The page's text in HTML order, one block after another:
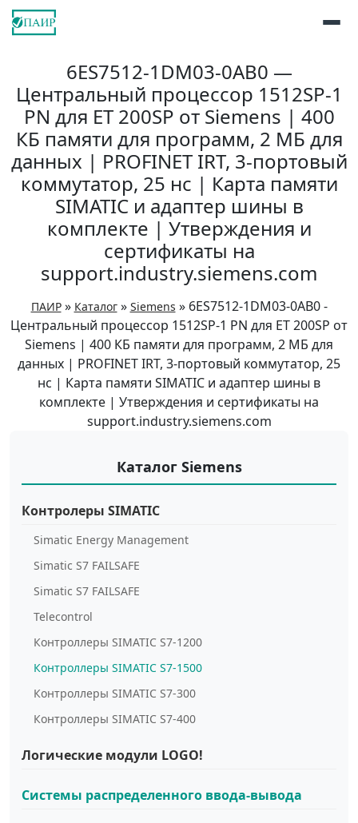
6ES7512-1DM03-0AB0 —
Центральный процессор 1512SP-1
PN для ET 200SP от Siemens | 400
КБ памяти для программ, 2 МБ для
данных | PROFINET IRT, 3-портовый
коммутатор, 25 нс | Карта памяти
SIMATIC и адаптер шины в
комплекте | Утверждения и
сертификаты на
support.industry.siemens.com
ПАИР» Каталог» Siemens » 6ES7512-1DM03-0AB0 -
Центральный процессор 1512SP-1 PN для ET 200SP от
Siemens | 400 КБ памяти для программ, 2 МБ для
данных | PROFINET IRT, 3-портовый коммутатор, 25
нс | Карта памяти SIMATIC и адаптер шины в
комплекте | Утверждения и сертификаты на
support.industry.siemens.com
Каталог Siemens
Контролеры SIMATIC
Simatic Energy Management
Simatic S7 FAILSAFE
Simatic S7 FAILSAFE
Telecontrol
Контроллеры SIMATIC S7-1200
Контроллеры SIMATIC S7-1500
Контроллеры SIMATIC S7-300
Контроллеры SIMATIC S7-400
Логические модули LOGO!
Системы распределенного ввода-вывода